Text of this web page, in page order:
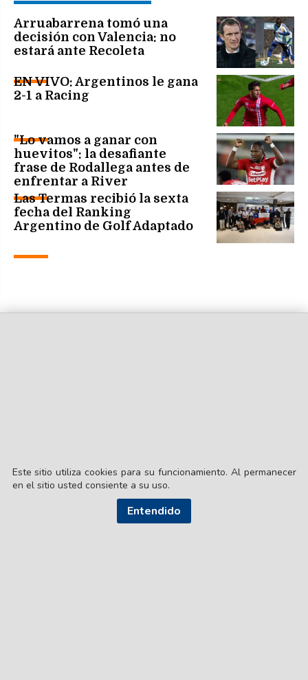
Arruabarrena tomó una
decisión con Valencia: no
estará ante Recoleta
EN VIVO: Argentinos le gana
2-1 a Racing
"Lo vamos a ganar con
huevitos": la desafiante
frase de Rodallega antes de
enfrentar a River
Las Termas recibió la sexta
fecha del Ranking
Argentino de Golf Adaptado
Este sitio utiliza cookies para su funcionamiento. Al permanecer
en el sitio usted consiente a su uso.
Entendido